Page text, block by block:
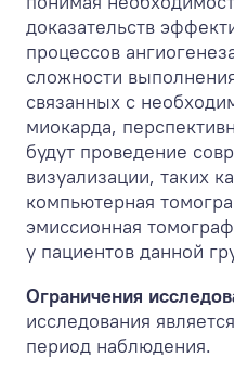
доказательств
процессов
сложности
связанных с
миокарда,
будут проведение
визуализации, таких
компьютерная
эмиссионная
у пациентов данной
Ограничения
исследования
период наблюдения.